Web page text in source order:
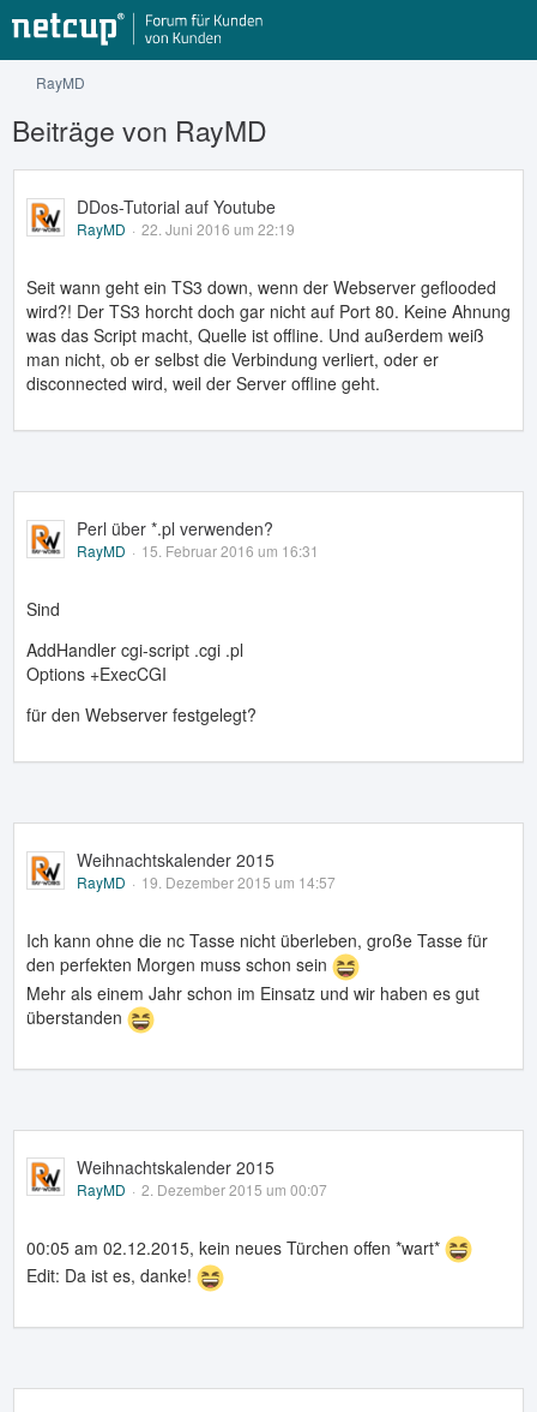
RayMD
Beiträge von RayMD
DDos-Tutorial auf Youtube
RayMD 22. Juni 2016 um 22:19
Seit wann geht ein TS3 down, wenn der Webserver geflooded
wird?! Der TS3 horcht doch gar nicht auf Port 80. Keine Ahnung
was das Script macht, Quelle ist offline. Und außerdem weiß
man nicht, ob er selbst die Verbindung verliert, oder er
disconnected wird, weil der Server offline geht.
Perl über *.pl verwenden?
RayMD 15. Februar 2016 um 16:31
Sind
AddHandler cgi-script .cgi .pl
Options +ExecCGI
für den Webserver festgelegt?
Weihnachtskalender 2015
RayMD 19. Dezember 2015 um 14:57
Ich kann ohne die nc Tasse nicht überleben, große Tasse für
den perfekten Morgen muss schon sein
Mehr als einem Jahr schon im Einsatz und wir haben es gut
überstanden
Weihnachtskalender 2015
RayMD 2. Dezember 2015 um 00:07
00:05 am 02.12.2015, kein neues Türchen offen *wart*
Edit: Da ist es, danke!